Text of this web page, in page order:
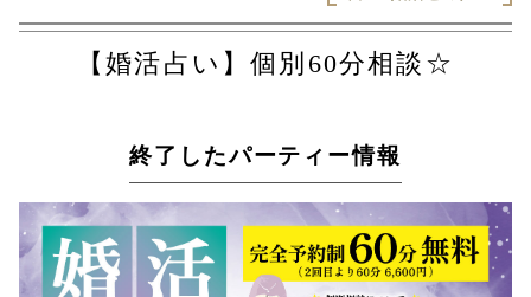
【婚活占い】個別60分相談☆
終了したパーティー情報